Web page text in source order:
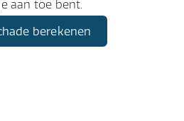
aan toe bent.
berekenen